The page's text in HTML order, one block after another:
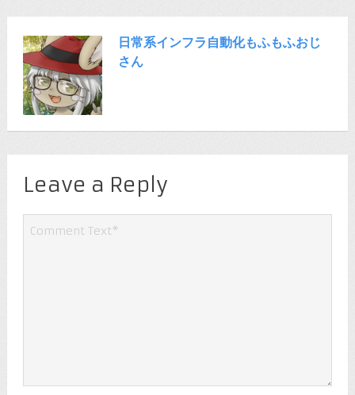
日常系インフラ自動化もふもふおじ
さん
Leave a Reply